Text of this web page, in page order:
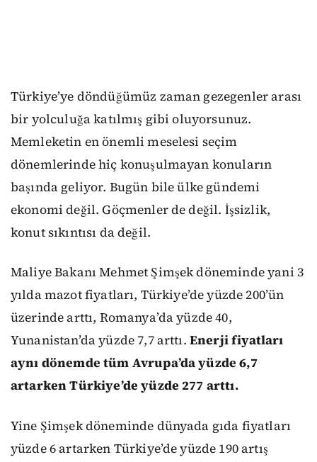
Türkiye’ye döndüğümüz zaman gezegenler arası
bir yolculuğa katılmış gibi oluyorsunuz.
Memleketin en önemli meselesi seçim
dönemlerinde hiç konuşulmayan konuların
başında geliyor. Bugün bile ülke gündemi
ekonomi değil. Göçmenler de değil. İşsizlik,
konut sıkıntısı da değil.
Maliye Bakanı Mehmet Şimşek döneminde yani 3
yılda mazot fiyatları, Türkiye’de yüzde 200’ün
üzerinde arttı, Romanya’da yüzde 40,
Yunanistan’da yüzde 7,7 arttı. Enerji fiyatları
aynı dönemde tüm Avrupa’da yüzde 6,7
artarken Türkiye’de yüzde 277 arttı.
Yine Şimşek döneminde dünyada gıda fiyatları
yüzde 6 artarken Türkiye’de yüzde 190 artış